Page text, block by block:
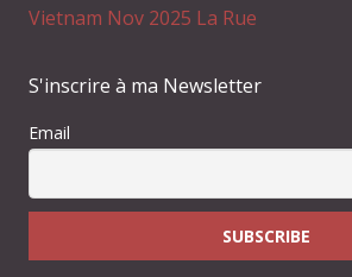
Vietnam Nov 2025 La Rue
S'inscrire à ma Newsletter
Email